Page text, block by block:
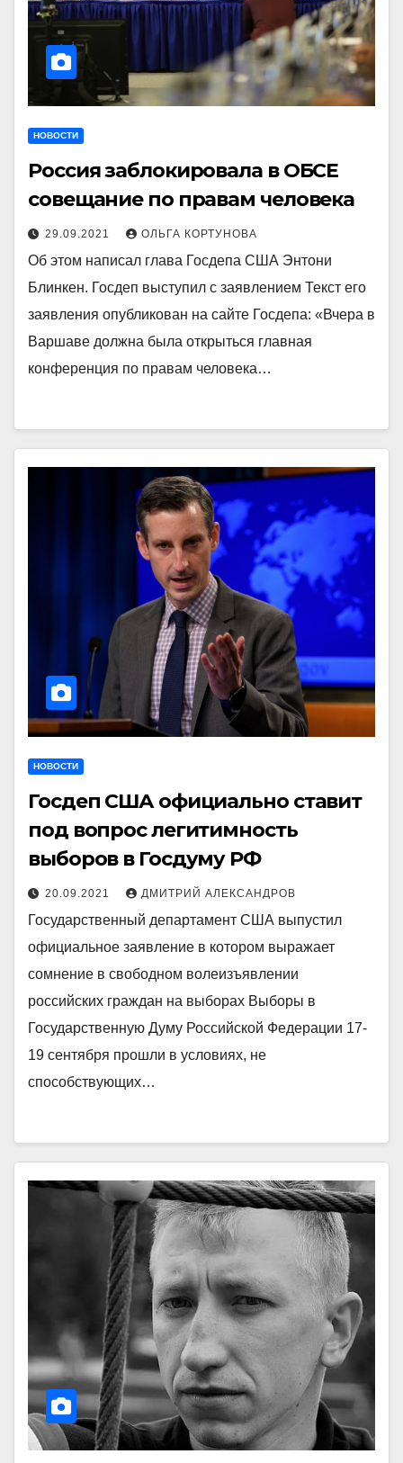
НОВОСТИ
Россия заблокировала в ОБСЕ
совещание по правам человека
29.09.2021 ОЛЬГА КОРТУНОВА
Об этом написал глава Госдепа США Энтони
Блинкен. Госдеп выступил с заявлением Текст его
заявления опубликован на сайте Госдепа: «Вчера в
Варшаве должна была открыться главная
конференция по правам человека…
НОВОСТИ
Госдеп США официально ставит
под вопрос легитимность
выборов в Госдуму РФ
20.09.2021 ДМИТРИЙ АЛЕКСАНДРОВ
Государственный департамент США выпустил
официальное заявление в котором выражает
сомнение в свободном волеизъявлении
российских граждан на выборах Выборы в
Государственную Думу Российской Федерации 17-
19 сентября прошли в условиях, не
способствующих…